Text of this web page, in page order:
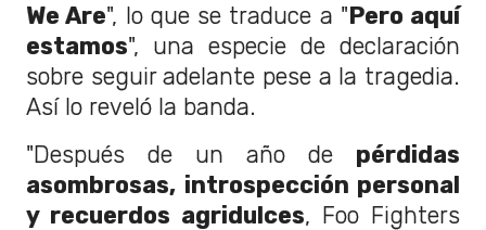
We Are", lo que se traduce a "Pero aquí
estamos", una especie de declaración
sobre seguir adelante pese a la tragedia.
Así lo reveló la banda.
"Después de un año de pérdidas
asombrosas, introspección personal
y recuerdos agridulces, Foo Fighters